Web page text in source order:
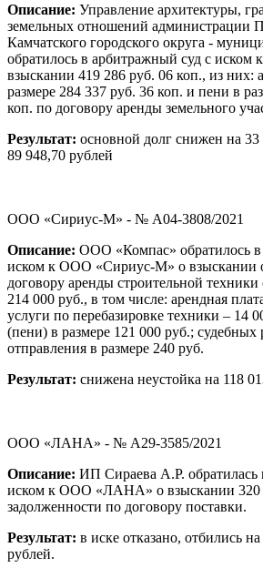
Описание: Управление архитектуры,
земельных отношений администрации
Камчатского городского округа -
обратилось в арбитражный суд с
взыскании 419 286 руб. 06 коп., из них:
размере 284 337 руб. 36 коп. и пени в
коп. по договору аренды земельного
Результат: основной долг снижен на 33
89 948,70 рублей
ООО «Сириус-М» - № А04-3808/2021
Описание: ООО «Компас» обратилось
иском к ООО «Сириус-М» о взыскании
договору аренды строительной
214 000 руб., в том числе: арендная
услуги по перебазировке техники – 14
(пени) в размере 121 000 руб.; судебных
отправления в размере 240 руб.
Результат: снижена неустойка на 118
ООО «ЛАНА» - № А29-3585/2021
Описание: ИП Сираева А.Р. обратилась
иском к ООО «ЛАНА» о взыскании 320
задолженности по договору поставки.
Результат: в иске отказано, отбились
рублей.